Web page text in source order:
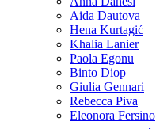
Aida Dautova
Hena Kurtagić
Khalia Lanier
Paola Egonu
Binto Diop
Giulia Gennari
Rebecca Piva
Eleonora Fersino